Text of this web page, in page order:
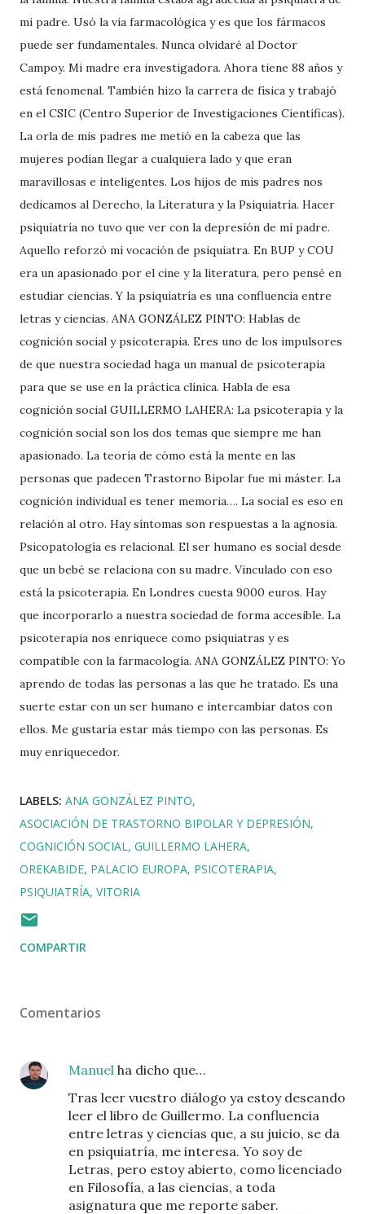
mi padre. Usó la vía farmacológica y es que los fármacos
puede ser fundamentales. Nunca olvidaré al Doctor
Campoy. Mi madre era investigadora. Ahora tiene 88 años y
está fenomenal. También hizo la carrera de física y trabajó
en el CSIC (Centro Superior de Investigaciones Científicas).
La orla de mis padres me metió en la cabeza que las
mujeres podían llegar a cualquiera lado y que eran
maravillosas e inteligentes. Los hijos de mis padres nos
dedicamos al Derecho, la Literatura y la Psiquiatría. Hacer
psiquiatría no tuvo que ver con la depresión de mi padre.
Aquello reforzó mi vocación de psiquiatra. En BUP y COU
era un apasionado por el cine y la literatura, pero pensé en
estudiar ciencias. Y la psiquiatría es una confluencia entre
letras y ciencias. ANA GONZÁLEZ PINTO: Hablas de
cognición social y psicoterapia. Eres uno de los impulsores
de que nuestra sociedad haga un manual de psicoterapia
para que se use en la práctica clínica. Habla de esa
cognición social GUILLERMO LAHERA: La psicoterapia y la
cognición social son los dos temas que siempre me han
apasionado. La teoría de cómo está la mente en las
personas que padecen Trastorno Bipolar fue mi máster. La
cognición individual es tener memoria…. La social es eso en
relación al otro. Hay síntomas son respuestas a la agnosia.
Psicopatología es relacional. El ser humano es social desde
que un bebé se relaciona con su madre. Vinculado con eso
está la psicoterapia. En Londres cuesta 9000 euros. Hay
que incorporarlo a nuestra sociedad de forma accesible. La
psicoterapia nos enriquece como psiquiatras y es
compatible con la farmacología. ANA GONZÁLEZ PINTO: Yo
aprendo de todas las personas a las que he tratado. Es una
suerte estar con un ser humano e intercambiar datos con
ellos. Me gustaría estar más tiempo con las personas. Es
muy enriquecedor.
LABELS: ANA GONZÁLEZ PINTO
ASOCIACIÓN DE TRASTORNO BIPOLAR Y DEPRESIÓN
COGNICIÓN SOCIAL GUILLERMO LAHERA
OREKABIDE PALACIO EUROPA PSICOTERAPIA
PSIQUIATRÍA VITORIA
COMPARTIR
Comentarios
Manuel ha dicho que…
Tras leer vuestro diálogo ya estoy deseando
leer el libro de Guillermo. La confluencia
entre letras y ciencias que, a su juicio, se da
en psiquiatría, me interesa. Yo soy de
Letras, pero estoy abierto, como licenciado
en Filosofía, a las ciencias, a toda
asignatura que me reporte saber.